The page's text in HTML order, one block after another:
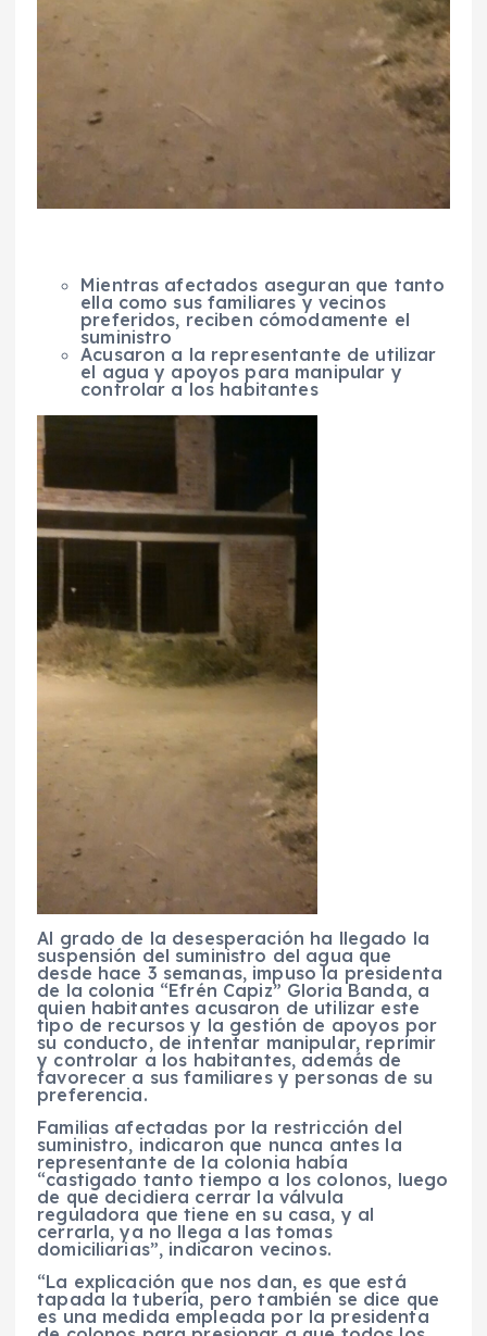
Mientras afectados aseguran que tanto
ella como sus familiares y vecinos
preferidos, reciben cómodamente el
suministro
Acusaron a la representante de utilizar
el agua y apoyos para manipular y
controlar a los habitantes
Al grado de la desesperación ha llegado la
suspensión del suministro del agua que
desde hace 3 semanas, impuso la presidenta
de la colonia “Efrén Capiz” Gloria Banda, a
quien habitantes acusaron de utilizar este
tipo de recursos y la gestión de apoyos por
su conducto, de intentar manipular, reprimir
y controlar a los habitantes, además de
favorecer a sus familiares y personas de su
preferencia.
Familias afectadas por la restricción del
suministro, indicaron que nunca antes la
representante de la colonia había
“castigado tanto tiempo a los colonos, luego
de que decidiera cerrar la válvula
reguladora que tiene en su casa, y al
cerrarla, ya no llega a las tomas
domiciliarias”, indicaron vecinos.
“La explicación que nos dan, es que está
tapada la tubería, pero también se dice que
es una medida empleada por la presidenta